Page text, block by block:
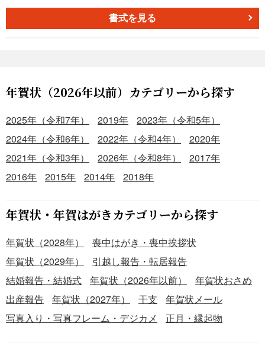
拶文、郵便番号、ご住所、電話番号、名前など入力の方を
よろしくお願い致します。
書式を見る
年賀状（2026年以前）カテゴリーから探す
2025年（令和7年） 2019年
2023年（令和5年）
2024年（令和6年）
2022年（令和4年）
2020年
2021年（令和3年）
2026年（令和8年）
2017年
2016年
2015年 2014年 2018年
年賀状・年賀はがきカテゴリーから探す
年賀状（2028年）
喪中はがき・喪中挨拶状
年賀状（2029年）
引越し報告・転居報告
結婚報告・結婚式
年賀状（2026年以前）
年賀状おさめ
出産報告
年賀状（2027年） 干支
年賀状メール
写真入り・写真フレーム・デジカメ
正月・縁起物